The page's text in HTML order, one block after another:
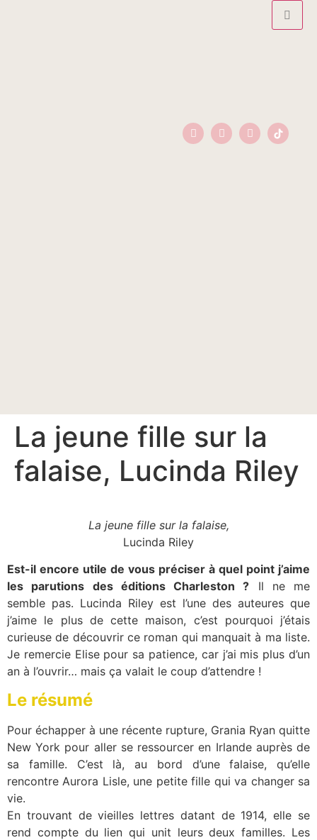
La jeune fille sur la
falaise, Lucinda Riley
La jeune fille sur la falaise,
Lucinda Riley
Est-il encore utile de vous préciser à quel point j’aime
les parutions des éditions Charleston ? Il ne me
semble pas. Lucinda Riley est l’une des auteures que
j’aime le plus de cette maison, c’est pourquoi j’étais
curieuse de découvrir ce roman qui manquait à ma liste.
Je remercie Elise pour sa patience, car j’ai mis plus d’un
an à l’ouvrir… mais ça valait le coup d’attendre !
Le résumé
Pour échapper à une récente rupture, Grania Ryan quitte
New York pour aller se ressourcer en Irlande auprès de
sa famille. C’est là, au bord d’une falaise, qu’elle
rencontre Aurora Lisle, une petite fille qui va changer sa
vie.
En trouvant de vieilles lettres datant de 1914, elle se
rend compte du lien qui unit leurs deux familles. Les